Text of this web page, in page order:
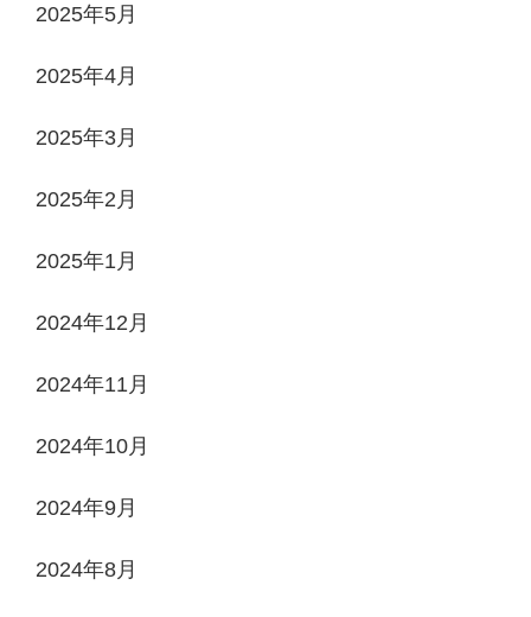
2025年5月
2025年4月
2025年3月
2025年2月
2025年1月
2024年12月
2024年11月
2024年10月
2024年9月
2024年8月